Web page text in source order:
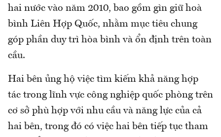
hai nước vào năm 2010, bao gồm gìn giữ hoà
bình Liên Hợp Quốc, nhằm mục tiêu chung
góp phần duy trì hòa bình và ổn định trên toàn
cầu.
Hai bên ủng hộ việc tìm kiếm khả năng hợp
tác trong lĩnh vực công nghiệp quốc phòng trên
cơ sở phù hợp với nhu cầu và năng lực của cả
hai bên, trong đó có việc hai bên tiếp tục tham